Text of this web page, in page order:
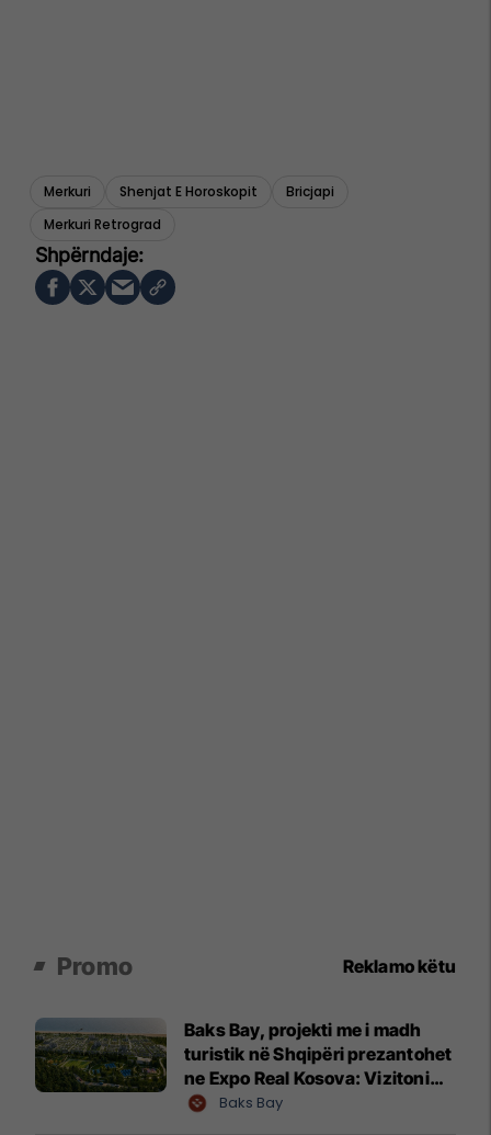
Merkuri Shenjat E Horoskopit
Bricjapi
Merkuri Retrograd
Promo Reklamo këtu
Baks Bay, projekti me i madh
turistik në Shqipëri prezantohet
ne Expo Real Kosova: Vizitoni
shtandin dhe zbuloni
Baks Bay